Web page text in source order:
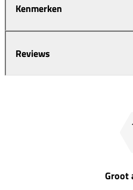
Kenmerken
Reviews
Groot